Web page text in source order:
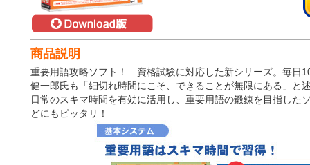
商品説明
重要用語攻略ソフト！ 資格試験に対応した新シリーズ。毎日
健一郎氏も「細切れ時間にこそ、できることが無限にある」と
日常のスキマ時間を有効に活用し、重要用語の鍛錬を目指した
どにもピッタリ！